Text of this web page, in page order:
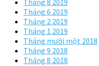
Tháng 8 2019
Tháng 6 2019
Tháng 2 2019
Tháng 1 2019
Tháng mười một 2018
Tháng 9 2018
Tháng 8 2018